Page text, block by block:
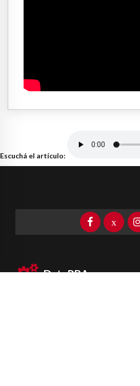
Escuchá el artículo:
DataPBA